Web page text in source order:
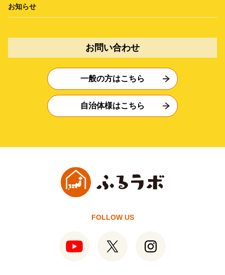
お知らせ
お問い合わせ
一般の方はこちら
自治体様はこちら
FOLLOW US